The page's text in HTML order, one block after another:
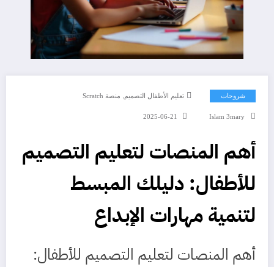
شروحات تعليم الأطفال التصميم, منصة Scratch
Islam 3mary
2025-06-21
أهم المنصات لتعليم التصميم
للأطفال: دليلك المبسط
لتنمية مهارات الإبداع
أهم المنصات لتعليم التصميم للأطفال: